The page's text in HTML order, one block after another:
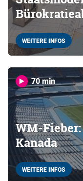
WEITERE INFOS
70 min
WM-
Kanada
WEITERE INFOS